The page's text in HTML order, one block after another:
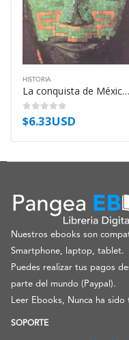
HISTORIA
La conquista de México – Francisco López de Gómara
0out of 5
$6.33USD
Nuestros ebooks son
Smartphone, laptop, tablet.
Puedes realizar tus pagos
parte del mundo (Paypal).
Leer Ebooks, Nunca ha sido
SOPORTE